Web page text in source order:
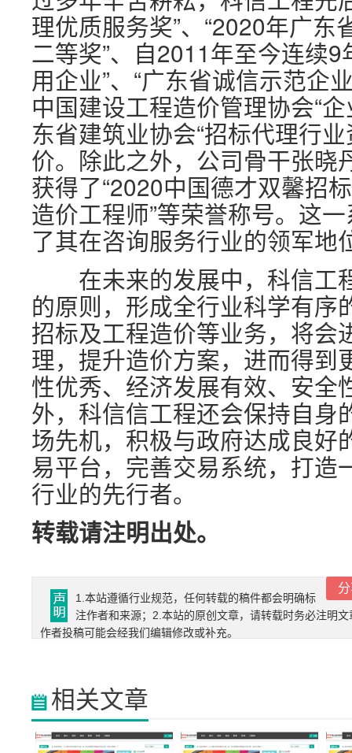
理优质服务奖”、“2020年广
二等奖”、自2011年至今连续
用企业”、“广东省诚信示范企
中国建设工程造价管理协会“
东省建筑业协会“招标代理行
价。除此之外，公司骨干张晓
获得了“2020中国德才双馨招
造价工程师”等荣誉称号。这
了其在咨询服务行业的领军地
在未来的发展中，科信工
的原则，形成全行业科学有序
招标及工程造价等业务，将会
理，提升造价方案，进而得到
性优秀、经济发展有效、安全
外，科信信工程还会保持自身
场先机，积极与政府达成良好
易平台，完善交易系统，打造
行业的先行者。
转载请注明出处。
1.本站遵循行业规范，任何转载的稿件都会明确标
注作者和来源；2.本站的原创文章，请转载时务必注明
作者投稿可能会经我们编辑修改或补充。
相关文章